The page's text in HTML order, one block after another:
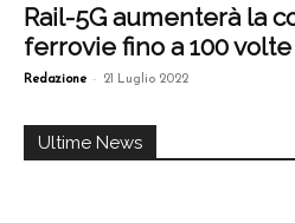
Rail-5G aumenterà la
ferrovie fino a 100 volte
Redazione - 21 Luglio 2022
Ultime News